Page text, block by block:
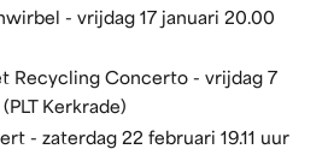
- vrijdag 17 januari 20.00
Recycling Concerto - vrijdag 7
Kerkrade)
- zaterdag 22 februari 19.11 uur